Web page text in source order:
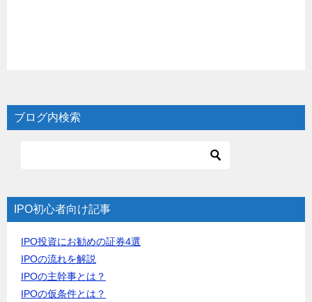
ブログ内検索
IPO初心者向け記事
IPO投資にお勧めの証券4選
IPOの流れを解説
IPOの主幹事とは？
IPOの仮条件とは？